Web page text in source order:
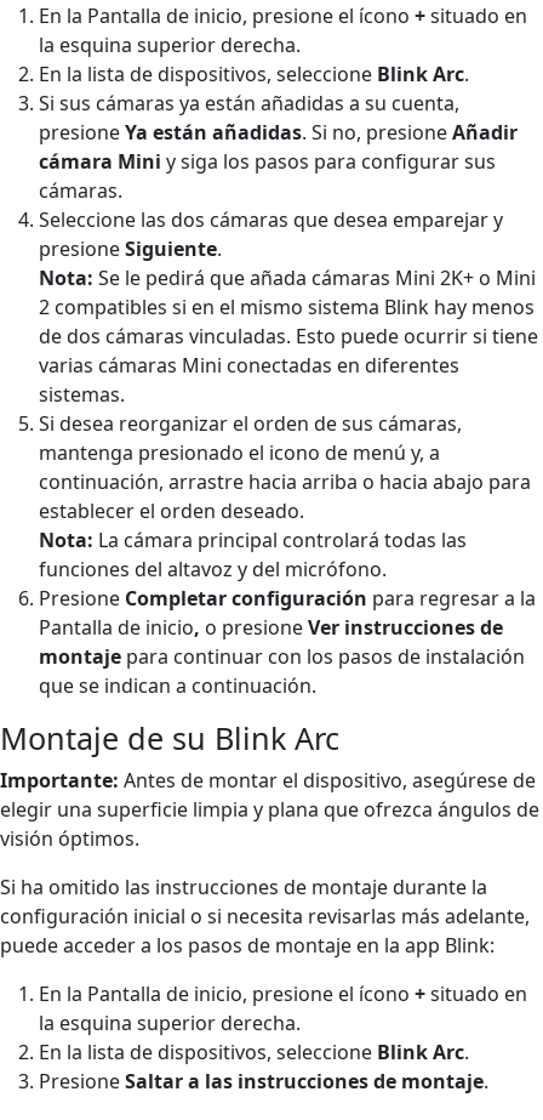
En la Pantalla de inicio, presione el ícono +situado en
la esquina superior derecha.
En la lista de dispositivos, seleccione Blink Arc.
Si sus cámaras ya están añadidas a su cuenta,
presioneYa están añadidas. Si no, presioneAñadir
cámara Mini y siga los pasos para configurar sus
cámaras.
Seleccione las dos cámaras que desea emparejar y
presioneSiguiente.
Nota: Se le pedirá que añada cámaras Mini 2K+ o Mini
2 compatibles si en el mismo sistema Blink hay menos
de dos cámaras vinculadas. Esto puede ocurrir si tiene
varias cámaras Mini conectadas en diferentes
sistemas.
Si desea reorganizar el orden de sus cámaras,
mantenga presionado el icono de menú y, a
continuación, arrastre hacia arriba o hacia abajo para
establecer el orden deseado.
Nota: La cámara principal controlará todas las
funciones del altavoz y del micrófono.
Presione Completar configuración para regresar a la
Pantalla de inicio, o presioneVer instrucciones de
montaje para continuar con los pasos de instalación
que se indican a continuación.
Montaje de su Blink Arc
Importante: Antes de montar el dispositivo, asegúrese de
elegir una superficie limpia y plana que ofrezca ángulos de
visión óptimos.
Si ha omitido las instrucciones de montaje durante la
configuración inicial o si necesita revisarlas más adelante,
puede acceder a los pasos de montaje en la app Blink:
En la Pantalla de inicio, presione el ícono +situado en
la esquina superior derecha.
En la lista de dispositivos, seleccione Blink Arc.
PresioneSaltar a las instrucciones de montaje.